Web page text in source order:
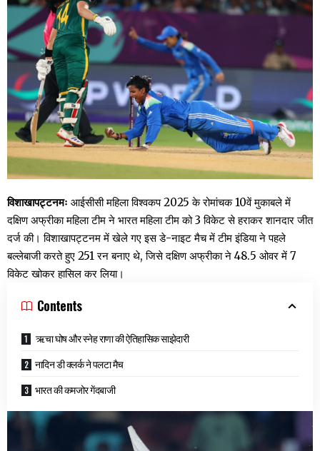
विशाखापट्टनमः आईसीसी महिला विश्वकप 2025 के रोमांचक 10वें मुकाबले में
दक्षिण अफ्रीका महिला टीम ने भारत महिला टीम को 3 विकेट से हराकर शानदार जीत
दर्ज की। विशाखापट्टनम में खेले गए इस डे-नाइट मैच में टीम इंडिया ने पहले
बल्लेबाजी करते हुए 251 रन बनाए थे, जिसे दक्षिण अफ्रीका ने 48.5 ओवर में 7
विकेट खोकर हासिल कर लिया।
Contents
ऋचा घोष और स्नेह राणा की ऐतिहासिक साझेदारी
नादिन डी क्लर्क ने पलटा मैच
भारत की कमजोर गेंदबाजी